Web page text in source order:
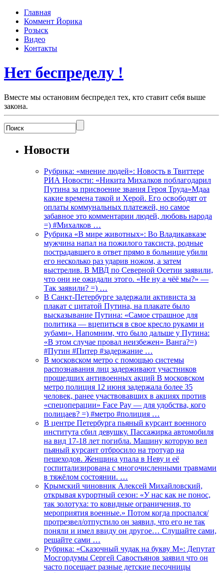
Главная
Коммент Йорика
Розыск
Видео
Контакты
Нет беспределу !
Вместе мы остановим беспредел тех, кто ставит себя выше
закона.
Новости
Рубрика: «мнение людей»: Новость в Твиттере
РИА Новости: «Никита Михалков поблагодарил
Путина за присвоение звания Героя Труда»Мдаа
какие времена такой и Херой. Его освободят от
оплаты коммунальных платежей, но самое
забавное это комментарии людей, любовь народа
=) #Михалков …
Рубрика «В мире животных»: Во Владикавказе
мужчина напал на пожилого таксиста, родные
пострадавшего в ответ прямо в больнице убили
его несколько раз ударив ножом, а затем
выстрелив. В МВД по Северной Осетии заявили,
что они не ожидали этого. «Не ну а чёё мы?» —
Так заявили? =) …
В Санкт-Петербурге задержали активиста за
плакат с цитатой Путина, на плакате было
высказывание Путина: «Самое страшное для
политика — вцепиться в свое кресло руками и
зубами». Напомним, что было дальше у Путина:
«В этом случае провал неизбежен» Ванга?=)
#Путин #Питер #задержание …
В московском метро с помощью системы
распознавания лиц задерживают участников
прошедших антивоенных акций В московском
метро полиция 12 июня задержала более 35
человек, ранее участвовавших в акциях против
«спецоперации» Face Pay — для удобства, кого
полицаев? =) #метро #полиция …
В центре Петербурга пьяный курсант военного
института сбил девушку. Пассажирка автомобиля
на вид 17-18 лет погибла. Машину которую вел
пьяный курсант отбросило на тротуар на
пешеходов. Женщина упала в Неву и её
госпитализирована с многочисленными травмами
в тяжёлом состоянии. …
Крымский чиновник Алексей Михайловский,
открывая курортный сезон: «У нас как не понос,
так золотуха: то ковидные ограничения, то
мероприятия военные.» Потом когда проспался/
протрезвел/отпустило он заявил, что его не так
поняли и имел ввиду он другое… Слушайте сами,
решайте сами …
Рубрика: «Сказочный чудак на букву М»: Депутат
Мосгордумы Сергей Савостьянов заявил что он
часто посещает разные детские песочницы